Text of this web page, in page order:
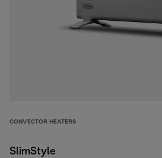
CONVECTOR HEATERS
SlimStyle